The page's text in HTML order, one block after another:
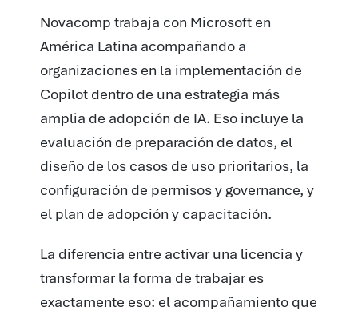
Novacomp trabaja con Microsoft en
América Latina acompañando a
organizaciones en la implementación de
Copilot dentro de una estrategia más
amplia de adopción de IA. Eso incluye la
evaluación de preparación de datos, el
diseño de los casos de uso prioritarios, la
configuración de permisos y governance, y
el plan de adopción y capacitación.
La diferencia entre activar una licencia y
transformar la forma de trabajar es
exactamente eso: el acompañamiento que